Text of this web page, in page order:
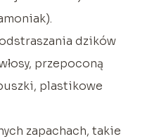
dzików
przepoconą
plastikowe
zapachach, takie